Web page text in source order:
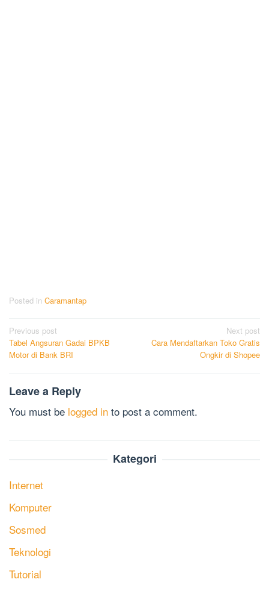
Posted in Caramantap
Post
navigation
Previous post
Tabel Angsuran Gadai BPKB
Motor di Bank BRI
Next post
Cara Mendaftarkan Toko Gratis
Ongkir di Shopee
Leave a Reply
You must be logged in to post a comment.
Kategori
Internet
Komputer
Sosmed
Teknologi
Tutorial